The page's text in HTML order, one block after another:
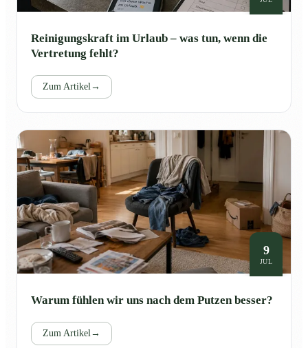
Reinigungskraft im Urlaub – was tun, wenn die
Vertretung fehlt?
Zum Artikel→
9
JUL
Warum fühlen wir uns nach dem Putzen besser?
Zum Artikel→